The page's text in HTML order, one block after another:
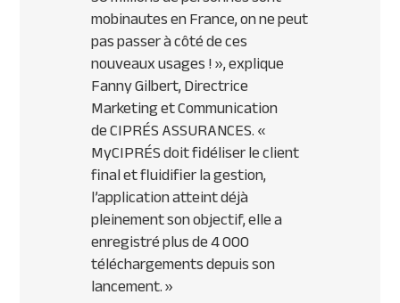
mobinautes en France, on ne peut
pas passer à côté de ces
nouveaux usages ! », explique
Fanny Gilbert, Directrice
Marketing et Communication
deCIPRÉSASSURANCES. «
MyCIPRÉS doit fidéliser le client
final et fluidifier la gestion,
l’application atteint déjà
pleinement son objectif, elle a
enregistré plus de 4 000
téléchargements depuis son
lancement. »